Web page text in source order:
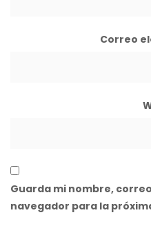
Correo
Guarda mi nombre,
navegador para la